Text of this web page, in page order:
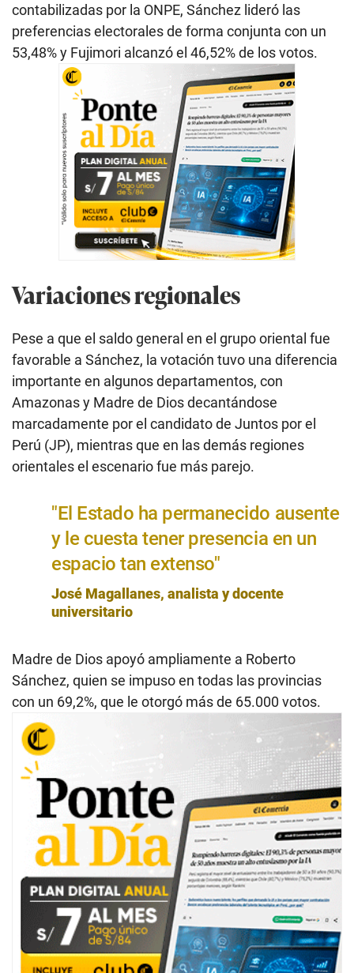
contabilizadas por la ONPE, Sánchez lideró las
preferencias electorales de forma conjunta con un
53,48% y Fujimori alcanzó el 46,52% de los votos.
Variaciones regionales
Pese a que el saldo general en el grupo oriental fue
favorable a Sánchez, la votación tuvo una diferencia
importante en algunos departamentos, con
Amazonas y Madre de Dios decantándose
marcadamente por el candidato de Juntos por el
Perú (JP), mientras que en las demás regiones
orientales el escenario fue más parejo.
"El Estado ha permanecido ausente
y le cuesta tener presencia en un
espacio tan extenso"
José Magallanes, analista y docente
universitario
Madre de Dios apoyó ampliamente a Roberto
Sánchez, quien se impuso en todas las provincias
con un 69,2%, que le otorgó más de 65.000 votos.